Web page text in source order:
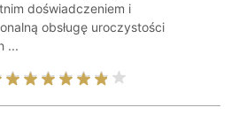
doświadczeniem i
obsługę uroczystości
...